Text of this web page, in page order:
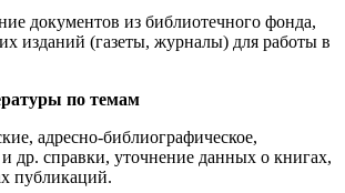
документов из библиотечного фонда,
изданий (газеты, журналы) для работы в
по темам
адресно-библиографическое,
др. справки, уточнение данных о книгах,
публикаций.